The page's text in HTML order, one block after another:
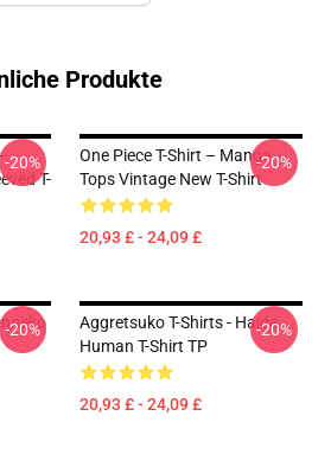
Produkte
T-
-20%
One Piece T-Shirt – Manga
Tops Vintage New T-Shirt
20,93 £ - 24,09 £
-20%
-20%
Aggretsuko T-Shirts - Haida
Human T-Shirt TP
20,93 £ - 24,09 £
-20%